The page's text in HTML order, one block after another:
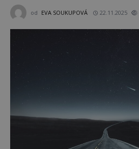
od EVA SOUKUPOVÁ 22.11.2025